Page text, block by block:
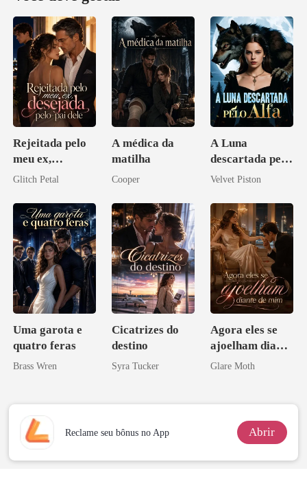
Rejeitada pelo
meu ex,
desejada pelo
Glitch Petal
A médica da
matilha
Cooper
A Luna
descartada pelo
Alfa
Velvet Piston
Uma garota e
quatro feras
Brass Wren
Cicatrizes do
destino
Syra Tucker
Agora eles se
ajoelham diante
de mim
Glare Moth
Reclame seu bônus no App Abrir